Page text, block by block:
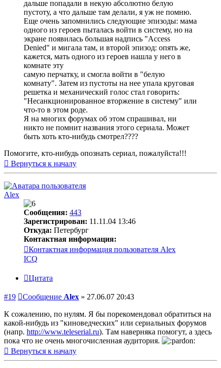
дальше попадали в некую абсолютно белую
пустоту, а что дальше там делали, я уж не помню.
Еще очень запомнились следующие эпизоды: мама
одного из героев пыталась войти в систему, но на
экране появилась большая надпись "Access
Denied" и мигала там, и второй эпизод: опять же,
кажется, мать одного из героев нашла у него в
комнате эту
самую перчатку, и смогла войти в "белую
комнату". Затем из пустоты на нее упала круговая
решетка и механический голос стал говорить:
"Несанкционированное вторжение в систему" или
что-то в этом роде.
Я на многих форумах об этом спрашивал, ни
никто не помнит названия этого сериала. Может
быть хоть кто-нибудь смотрел????
Помогите, кто-нибудь опознать сериал, пожалуйста!!!
Вернуться к началу
Alex
Сообщения: 443
Зарегистрирован: 11.11.04 13:46
Откуда: Петербург
Контактная информация:
Контактная информация пользователя Alex
ICQ
Цитата
#19 Сообщение Alex » 27.06.07 20:43
К сожалению, по нулям. Я бы порекомендовал обратиться на
какой-нибудь из "киноведческих" или сериальных форумов
(напр. http://www.teleserial.ru). Там наверняка помогут, а здесь
пока что не очень многочисленная аудитория.
Вернуться к началу